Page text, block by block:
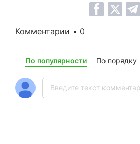
Комментарии • 0
По популярности По порядку